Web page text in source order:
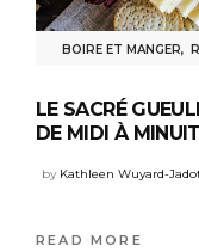
BOIRE ET MANGER,
LE SACRÉ
DE MIDI À MINUIT
by Kathleen Wuyard-
READ MORE